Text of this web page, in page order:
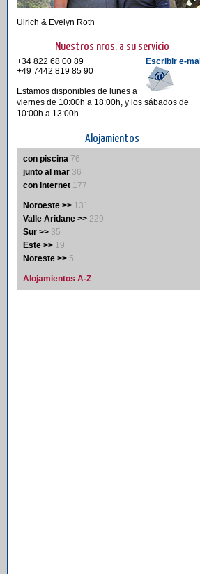
Ulrich & Evelyn Roth
Nuestros nros. a su servicio
Escribir e-
+34 822 68 00 89
+49 7442 819 85 90
Estamos disponibles de lunes a
viernes de 10:00h a 18:00h, y los sábados de
10:00h a 13:00h.
Alojamientos
con piscina 76
junto al mar 36
con internet 177
Noroeste >> 131
Valle Aridane >> 229
Sur >> 35
Este >> 19
Noreste >> 5
Alojamientos A-Z